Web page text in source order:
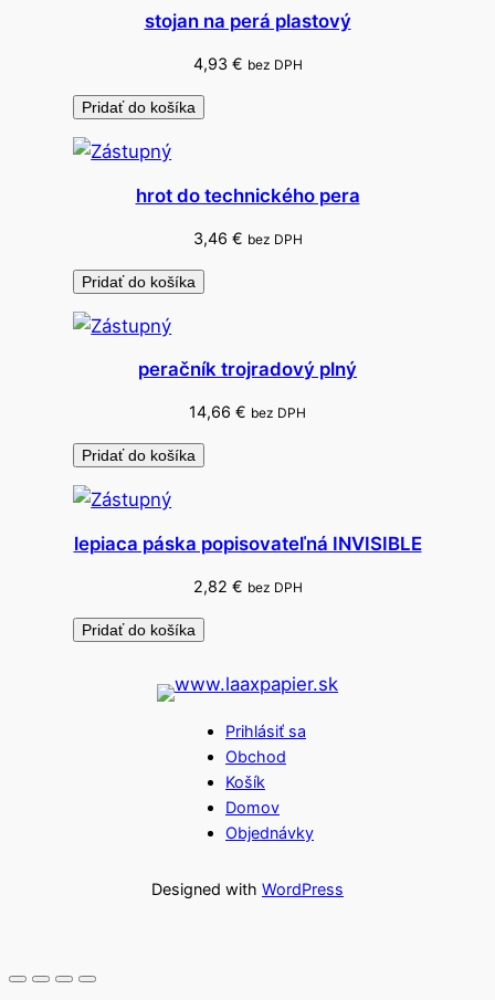
l
s
e
r
stojan na perá plastový
4,93 € bez DPH
Pridať do košíka
hrot do technického pera
3,46 € bez DPH
Pridať do košíka
peračník trojradový plný
14,66 € bez DPH
Pridať do košíka
lepiaca páska popisovateľná INVISIBLE
2,82 € bez DPH
Pridať do košíka
Prihlásiť sa
Obchod
Košík
Domov
Objednávky
Designed with WordPress